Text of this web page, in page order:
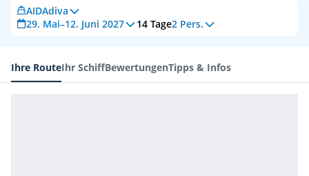
AIDAdiva
29. Mai–12. Juni 2027
14 Tage2 Pers.
Ihre RouteIhr SchiffBewertungenTipps & Infos